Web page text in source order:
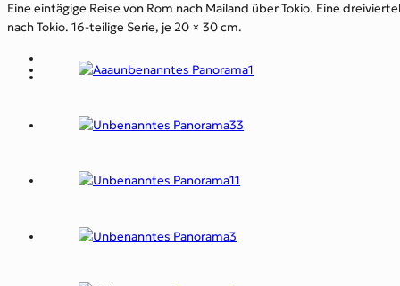
Eine eintägige Reise von Rom nach Mailand über Tokio. Eine
nach Tokio. 16-teilige Serie, je 20 × 30 cm.